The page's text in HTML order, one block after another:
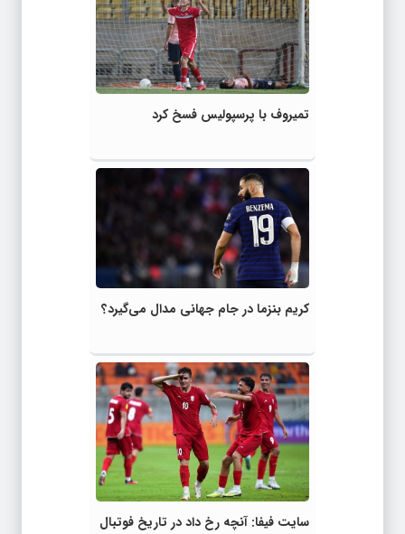
تمیروف با پرسپولیس فسخ کرد
کریم بنزما در جام جهانی مدال می‌گیرد؟
سایت فیفا: آنچه رخ داد در تاریخ فوتبال